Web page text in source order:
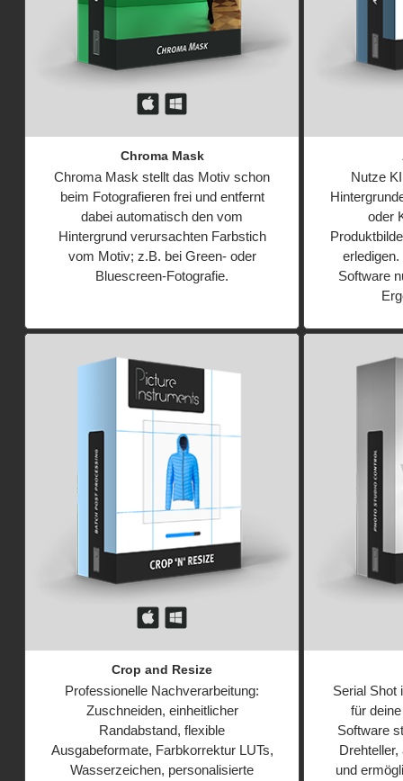
Chroma Mask
Chroma Mask stellt das Motiv schon
beim Fotografieren frei und entfernt
dabei automatisch den vom
Hintergrund verursachten Farbstich
vom Motiv; z.B. bei Green- oder
Bluescreen-Fotografie.
Nutze
oder
Software
Crop and Resize
Professionelle Nachverarbeitung:
Zuschneiden, einheitlicher
Randabstand, flexible
Ausgabeformate, Farbkorrektur LUTs,
Wasserzeichen, personalisierte
Serial Shot
für
Software
und